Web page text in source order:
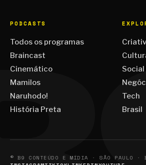
PODCASTS
Todos os programas
Braincast
Cinemático
Mamilos
Naruhodo!
História Preta
Social
Tech
Brasil
© B9 CONTEÚDO E MÍDIA · SÃO PAULO ·